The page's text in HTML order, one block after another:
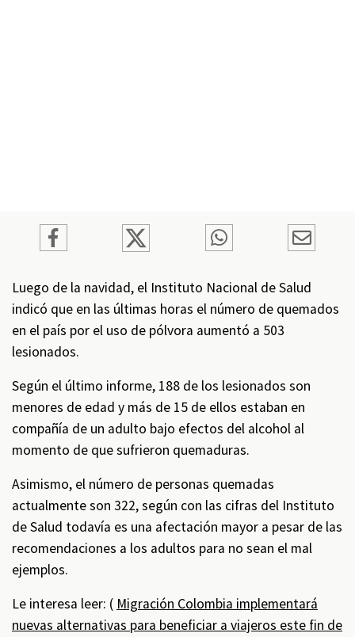
Luego de la navidad, el Instituto Nacional de Salud
indicó que en las últimas horas el número de quemados
en el país por el uso de pólvora aumentó a 503
lesionados.
Según el último informe, 188 de los lesionados son
menores de edad y más de 15 de ellos estaban en
compañía de un adulto bajo efectos del alcohol al
momento de que sufrieron quemaduras.
Asimismo, el número de personas quemadas
actualmente son 322, según con las cifras del Instituto
de Salud todavía es una afectación mayor a pesar de las
recomendaciones a los adultos para no sean el mal
ejemplos.
Le interesa leer: ( Migración Colombia implementará
nuevas alternativas para beneficiar a viajeros este fin de